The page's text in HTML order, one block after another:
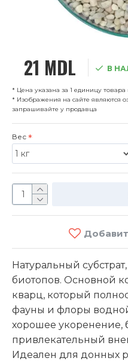
21 MDL В
* Цена указана за 1 единицу товара
* Изображения на сайте являются
запрашивайте у продавца
Вес
Натуральный
биотопов. Основной
кварц, который
фауны и флоры
хорошее укоренение,
привлекательный
Идеален для донных